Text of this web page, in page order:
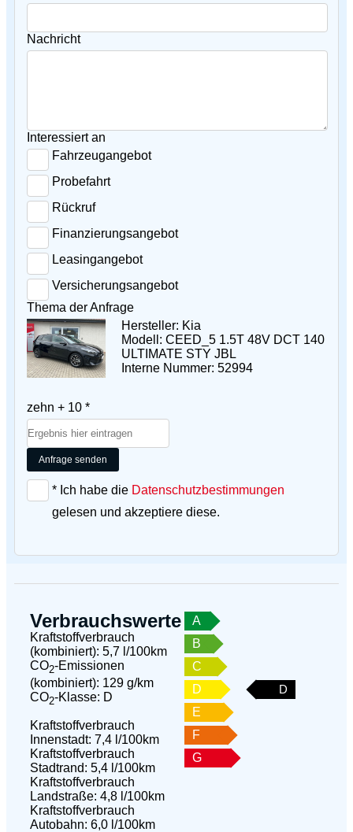
Nachricht
Interessiert an
Fahrzeugangebot
Probefahrt
Rückruf
Finanzierungsangebot
Leasingangebot
Versicherungsangebot
Thema der Anfrage
Hersteller: Kia
Modell: CEED_5 1.5T 48V DCT 140
ULTIMATE STY JBL
Interne Nummer: 52994
zehn + 10 *
Anfrage senden
* Ich habe die Datenschutzbestimmungen
gelesen und akzeptiere diese.
Verbrauchswerte
Kraftstoffverbrauch
(kombiniert): 5,7 l/100km
CO2-Emissionen
(kombiniert): 129 g/km
CO2-Klasse: D
Kraftstoffverbrauch
Innenstadt: 7,4 l/100km
Kraftstoffverbrauch
Stadtrand: 5,4 l/100km
Kraftstoffverbrauch
Landstraße: 4,8 l/100km
Kraftstoffverbrauch
Autobahn: 6,0 l/100km
A
B
C
D
D
E
F
G